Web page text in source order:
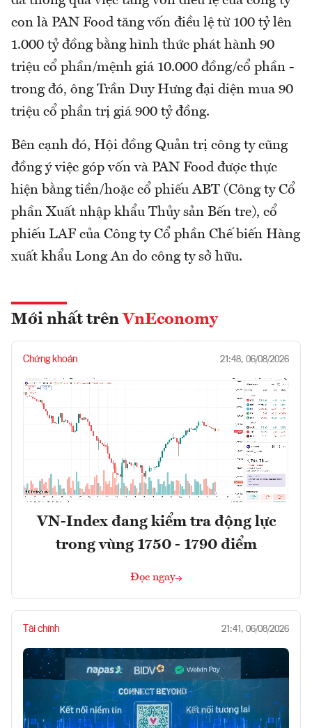
con là PAN Food tăng vốn điều lệ từ 100 tỷ lên
1.000 tỷ đồng bằng hình thức phát hành 90
triệu cổ phần/mệnh giá 10.000 đồng/cổ phần -
trong đó, ông Trần Duy Hưng đại diện mua 90
triệu cổ phần trị giá 900 tỷ đồng.
Bên cạnh đó, Hội đồng Quản trị công ty cũng
đồng ý việc góp vốn và PAN Food được thực
hiện bằng tiền/hoặc cổ phiếu ABT (Công ty Cổ
phần Xuất nhập khẩu Thủy sản Bến tre), cổ
phiếu LAF của Công ty Cổ phần Chế biến Hàng
xuất khẩu Long An do công ty sở hữu.
Mới nhất trên VnEconomy
Chứng khoán 21:48, 06/08/2026
VN-Index đang kiểm tra động lực
trong vùng 1750 - 1790 điểm
Đọc ngay
Tài chính 21:41, 06/08/2026